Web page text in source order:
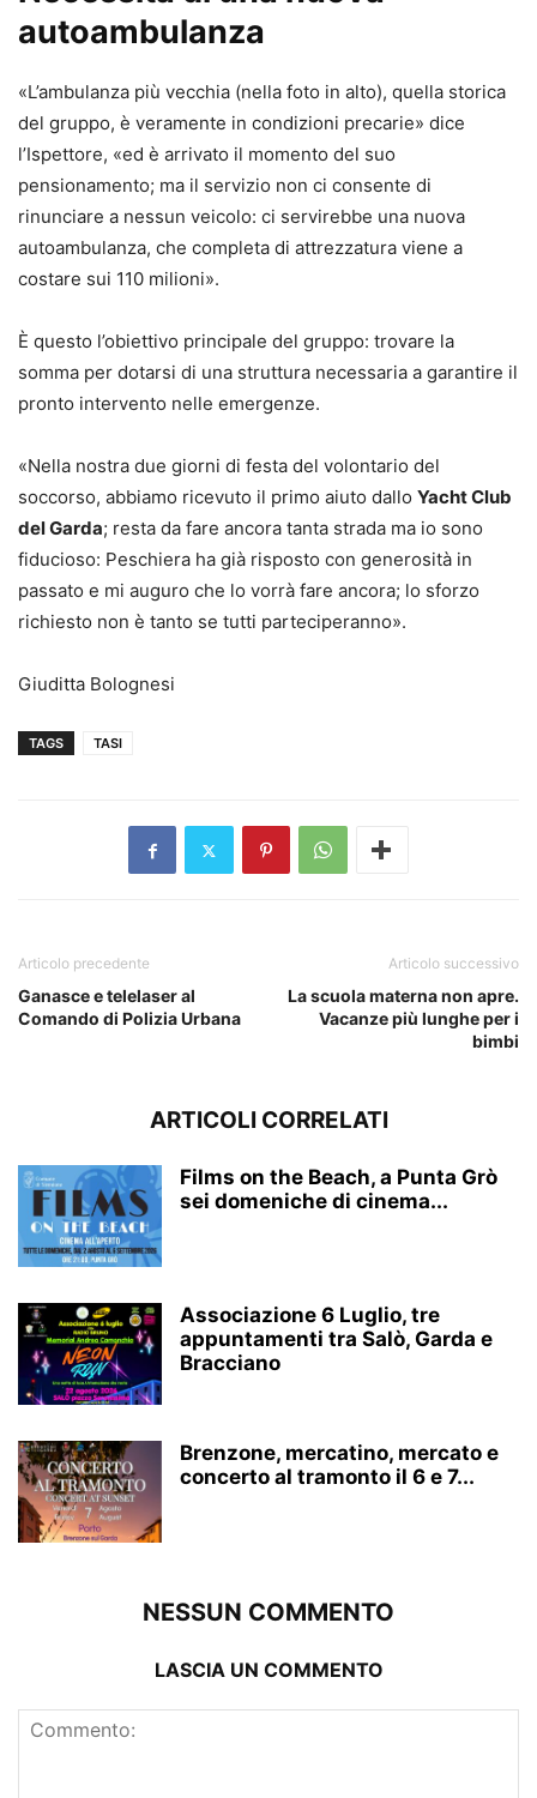
autoambulanza
«L’ambulanza più vecchia (nella foto in alto), quella storica
del gruppo, è veramente in condizioni precarie» dice
l’Ispettore, «ed è arrivato il momento del suo
pensionamento; ma il servizio non ci consente di
rinunciare a nessun veicolo: ci servirebbe una nuova
autoambulanza, che completa di attrezzatura viene a
costare sui 110 milioni».
È questo l’obiettivo principale del gruppo: trovare la
somma per dotarsi di una struttura necessaria a garantire il
pronto intervento nelle emergenze.
«Nella nostra due giorni di festa del volontario del
soccorso, abbiamo ricevuto il primo aiuto dallo Yacht Club
del Garda; resta da fare ancora tanta strada ma io sono
fiducioso: Peschiera ha già risposto con generosità in
passato e mi auguro che lo vorrà fare ancora; lo sforzo
richiesto non è tanto se tutti parteciperanno».
Giuditta Bolognesi
TAGS TASI
Articolo precedente
Ganasce e telelaser al
Comando di Polizia Urbana
Articolo successivo
La scuola materna non apre.
Vacanze più lunghe per i
bimbi
ARTICOLI CORRELATI
Films on the Beach, a Punta Grò
sei domeniche di cinema...
Associazione 6 Luglio, tre
appuntamenti tra Salò, Garda e
Bracciano
Brenzone, mercatino, mercato e
concerto al tramonto il 6 e 7...
NESSUN COMMENTO
LASCIA UN COMMENTO